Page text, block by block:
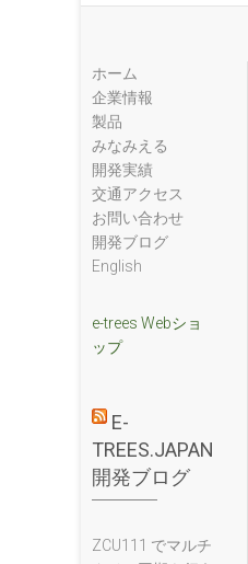
ホーム
企業情報
製品
みなみえる
開発実績
交通アクセス
お問い合わせ
開発ブログ
English
e-trees Webショ
ップ
E-
TREES.JAPAN
開発ブログ
ZCU111 でマルチ